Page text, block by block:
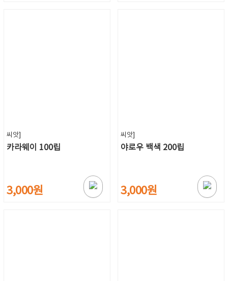
씨앗]
카라웨이 100립
3,000원
씨앗]
야로우 백색 200립
3,000원